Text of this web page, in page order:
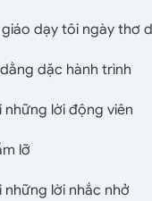
dạy tôi ngày thơ
dặc hành trình
những lời động viên
lỡ
những lời nhắc nhở